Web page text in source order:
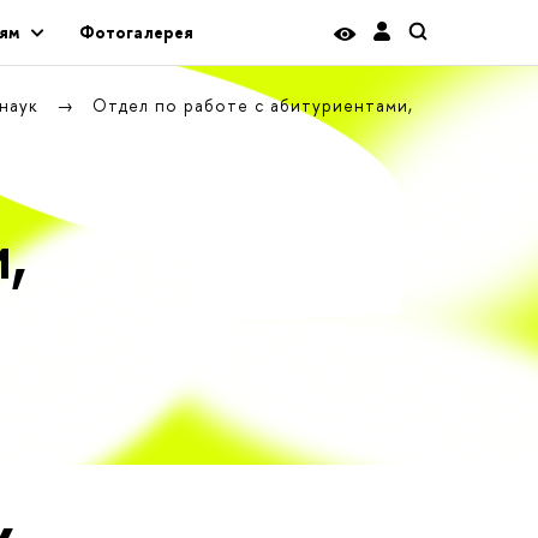
Фотогалерея
Отдел по работе с абитуриентами,